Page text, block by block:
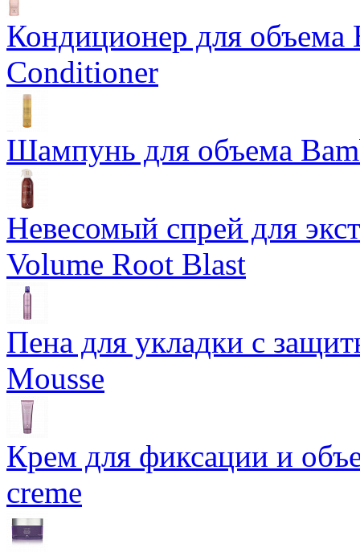
Кондиционер для объема
Conditioner
Шампунь для объема
Невесомый спрей для
Volume Root Blast
Пена для укладки с
Mousse
Крем для фиксации и
creme